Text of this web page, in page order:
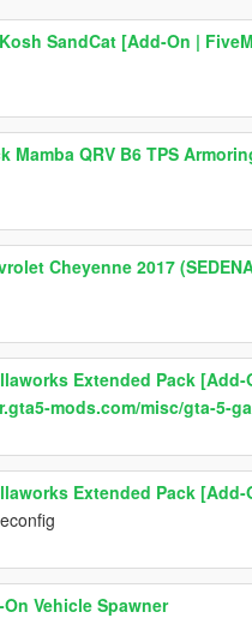
SandCat [Add-On |
Mamba QRV B6 TPS
Cheyenne 2017
Extended Pack
mods.com/misc/gta-5-
Extended Pack
Vehicle Spawner